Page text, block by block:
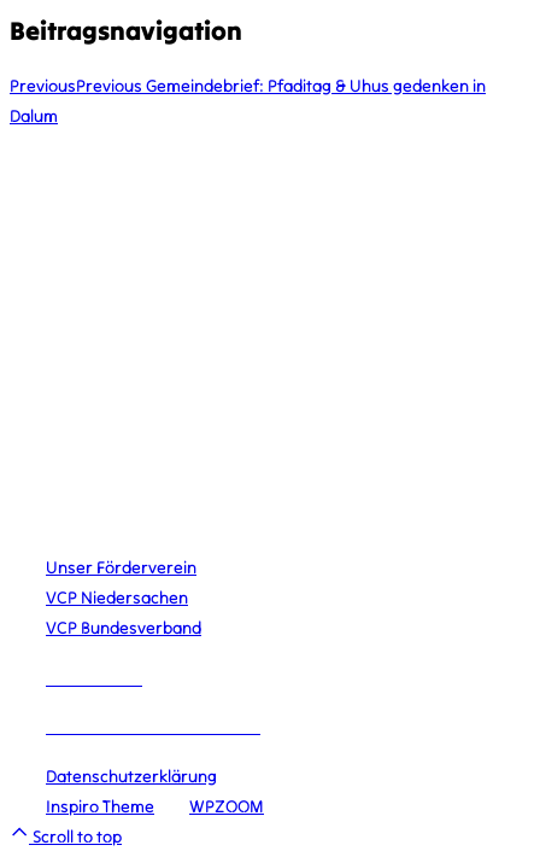
Beitragsnavigation
PreviousPrevious Gemeindebrief: Pfaditag & Uhus gedenken in
Dalum
Unser Förderverein
VCP Niedersachen
VCP Bundesverband
Datenschutzerklärung
Inspiro Theme
WPZOOM
Scroll to top